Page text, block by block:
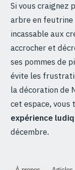
Si vous craignez
arbre en feutrine
incassable aux
accrocher et
ses pommes de
évite les
la décoration de
cet espace, vous
expérience
décembre.